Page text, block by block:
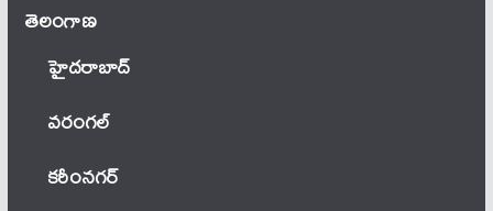
తెలంగాణ‌
హైదరాబాద్
వ‌రంగ‌ల్
కరీంనగర్